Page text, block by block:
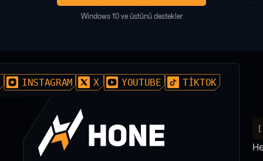
Windows 10 ve üstünü destekler
INSTAGRAM X YOUTUBE TIKTOK